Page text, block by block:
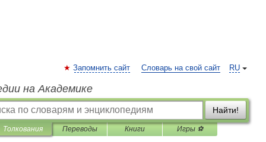
RU
Запомнить сайт Словарь на свой сайт
на Академике
Найти!
Толкования Переводы Книги Игры ⚽